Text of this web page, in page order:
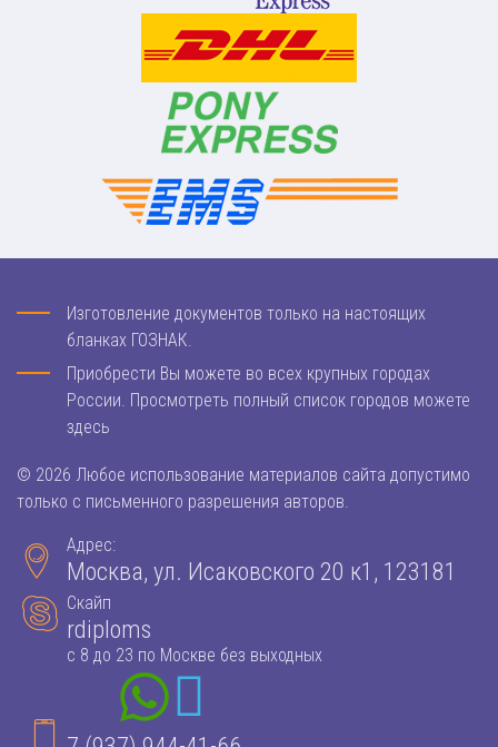
Изготовление документов только на настоящих
бланках ГОЗНАК.
Приобрести Вы можете во всех крупных городах
России. Просмотреть полный список городов можете
здесь
© 2026 Любое использование материалов сайта допустимо
только с письменного разрешения авторов.
Адрес:
Москва, ул. Исаковского 20 к1, 123181
Скайп
rdiploms
с 8 до 23 по Москве без выходных